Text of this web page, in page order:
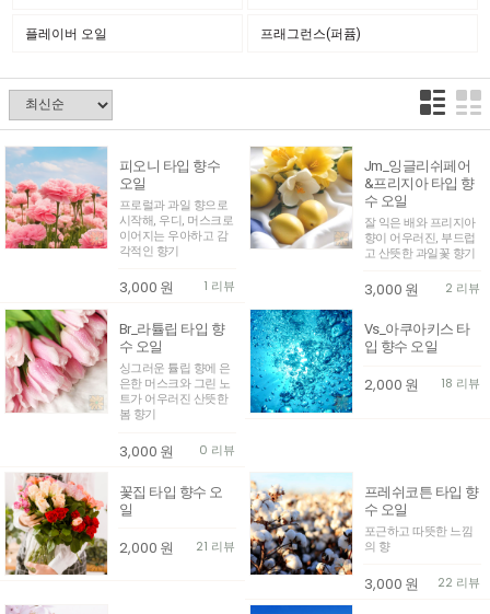
플레이버 오일 프래그런스(퍼퓸)
피오니 타입 향수
오일
프로럴과 과일 향으로
시작해, 우디, 머스크로
이어지는 우아하고 감
각적인 향기
3,000 원 1 리뷰
Jm_잉글리쉬페어
&프리지아 타입 향
수 오일
잘 익은 배와 프리지아
향이 어우러진, 부드럽
고 산뜻한 과일꽃 향기
3,000 원 2 리뷰
Br_라튤립 타입 향
수 오일
싱그러운 튤립 향에 은
은한 머스크와 그린 노
트가 어우러진 산뜻한
봄 향기
3,000 원 0 리뷰
Vs_아쿠아키스 타
입 향수 오일
2,000 원 18 리뷰
꽃집 타입 향수 오
일
2,000 원 21 리뷰
프레쉬코튼 타입 향
수 오일
포근하고 따뜻한 느낌
의 향
3,000 원 22 리뷰